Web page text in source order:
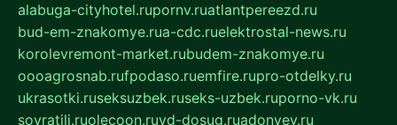
alabuga-cityhotel.rupornv.ruatlantpereezd.ru
bud-em-znakomye.rua-cdc.ruelektrostal-news.ru
korolevremont-market.rubudem-znakomye.ru
oooagrosnab.rufpodaso.ruemfire.rupro-otdelky.ru
ukrasotki.ruseksuzbek.ruseks-uzbek.ruporno-vk.ru
sovratili.ruolecoon.ruvd-dosug.ruadonyev.ru